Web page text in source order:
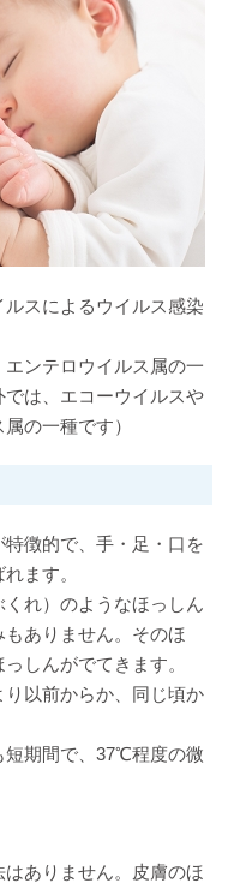
スによるウイルス感染
エンテロウイルス属の一
は、エコーウイルスや
の一種です）
徴的で、手・足・口を
ます。
れ）のようなほっしん
ありません。そのほ
しんがでてきます。
以前からか、同じ頃か
短期間で、37℃程度の微
ありません。皮膚のほ